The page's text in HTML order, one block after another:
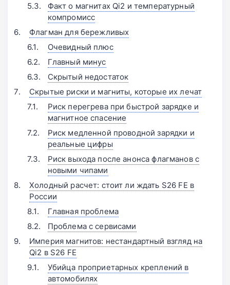
Факт о магнитах Qi2 и температурный
компромисс
Флагман для бережливых
Очевидный плюс
Главный минус
Скрытый недостаток
Скрытые риски и магниты, которые их лечат
Риск перегрева при быстрой зарядке и
магнитное спасение
Риск медленной проводной зарядки и
реальные цифры
Риск выхода после анонса флагманов с
новыми чипами
Холодный расчет: стоит ли ждать S26 FE в
России
Главная проблема
Проблема с сервисами
Империя магнитов: нестандартный взгляд на
Qi2 в S26 FE
Убийца проприетарных креплений в
автомобилях